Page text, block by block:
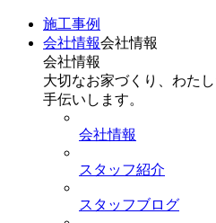
施工事例
会社情報会社情報
会社情報
大切なお家づくり、わた
手伝いします。
会社情報
スタッフ紹介
スタッフブログ